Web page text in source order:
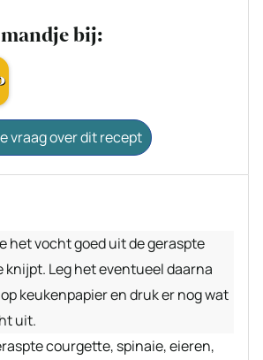
bij:
vraag over dit recept
het vocht goed uit de geraspte
Leg het eventueel daarna
keukenpapier en druk er nog wat
uit.
courgette, spinaie, eieren,